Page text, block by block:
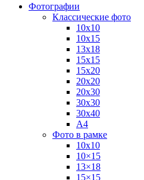
Фотографии
Классические фото
10х10
10х15
13х18
15х15
15х20
20х20
20х30
30х30
30х40
А4
Фото в рамке
10х10
10×15
13×18
15×15